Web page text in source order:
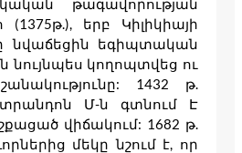
թագավորության
երբ Կիլիկիայի
նվաճեցին եգիպտական
ն նույնպես կողոպտվեց ու
1432 թ.
Մ-ն գտնում Է
վիճակում: 1682 թ.
մեկը նշում է, որ